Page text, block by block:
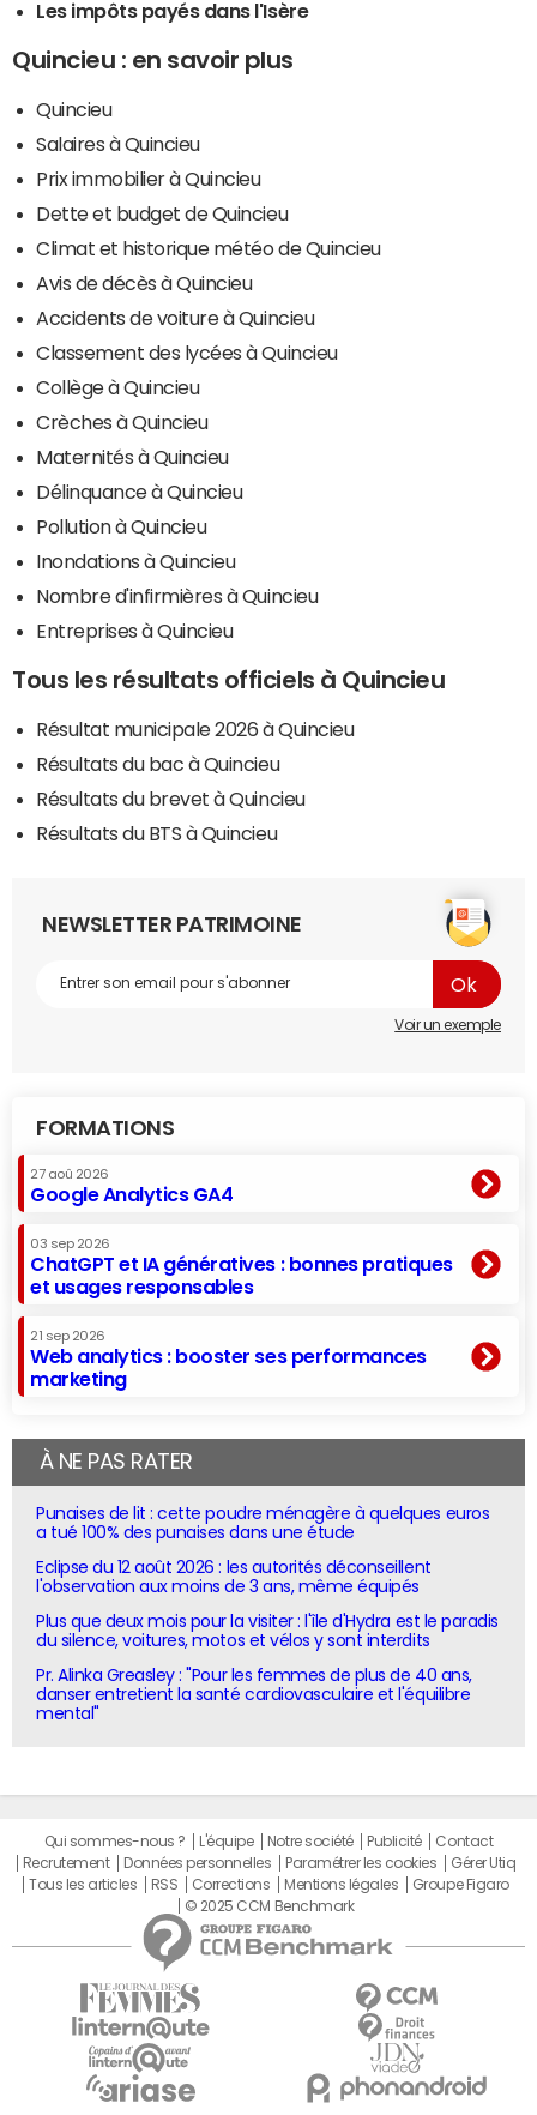
Les impôts payés dans l'Isère
Quincieu : en savoir plus
Quincieu
Salaires à Quincieu
Prix immobilier à Quincieu
Dette et budget de Quincieu
Climat et historique météo de Quincieu
Avis de décès à Quincieu
Accidents de voiture à Quincieu
Classement des lycées à Quincieu
Collège à Quincieu
Crèches à Quincieu
Maternités à Quincieu
Délinquance à Quincieu
Pollution à Quincieu
Inondations à Quincieu
Nombre d'infirmières à Quincieu
Entreprises à Quincieu
Tous les résultats officiels à Quincieu
Résultat municipale 2026 à Quincieu
Résultats du bac à Quincieu
Résultats du brevet à Quincieu
Résultats du BTS à Quincieu
NEWSLETTER PATRIMOINE
Voir un exemple
FORMATIONS
27 aoû 2026
Google Analytics GA4
03 sep 2026
ChatGPT et IA génératives : bonnes pratiques
et usages responsables
21 sep 2026
Web analytics : booster ses performances
marketing
À NE PAS RATER
Punaises de lit : cette poudre ménagère à quelques euros
a tué 100% des punaises dans une étude
Eclipse du 12 août 2026 : les autorités déconseillent
l'observation aux moins de 3 ans, même équipés
Plus que deux mois pour la visiter : l'île d'Hydra est le paradis
du silence, voitures, motos et vélos y sont interdits
Pr. Alinka Greasley : "Pour les femmes de plus de 40 ans,
danser entretient la santé cardiovasculaire et l'équilibre
mental"
Qui sommes-nous ? L'équipe Notre société Publicité
Contact
Recrutement
Données personnelles Paramétrer les cookies
Gérer Utiq
Tous les articles
RSS Corrections Mentions légales
Groupe Figaro
© 2025 CCM Benchmark